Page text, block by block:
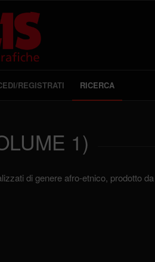
REGISTRATI RICERCA
1)
di genere afro-etnico, prodotto